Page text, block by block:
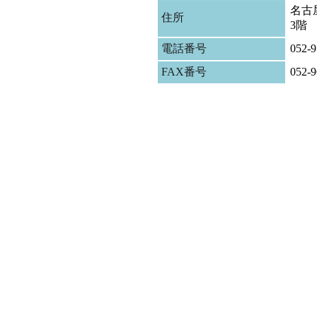
住所
名古
3階
電話番号
052-
FAX番号
052-